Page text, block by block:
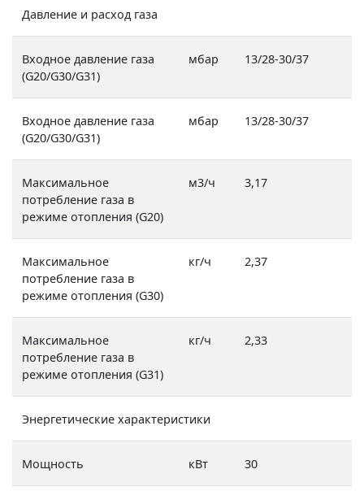
Давление и расход газа
Входное давление газа
(G20/G30/G31)
мбар 13/28-30/37
Входное давление газа
(G20/G30/G31)
мбар 13/28-30/37
Максимальное
потребление газа в
режиме отопления (G20)
м3/ч 3,17
Максимальное
потребление газа в
режиме отопления (G30)
кг/ч 2,37
Максимальное
потребление газа в
режиме отопления (G31)
кг/ч 2,33
Энергетические характеристики
Мощность кВт 30